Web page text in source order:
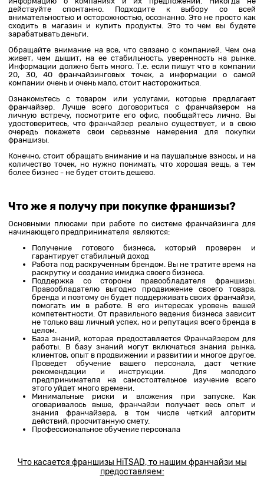
действуйте спонтанно. Подходите к выбору со всей
внимательностью и осторожностью, осознанно. Это не просто как
сходить в магазин и купить продукты. Это то чем вы будете
зарабатывать деньги.
Обращайте внимание на все, что связано с компанией. Чем она
живет, чем дышит, на ее стабильность, уверенность на рынке.
Информации должно быть много. Т.е. если пишут что в компании
20, 30, 40 франчайзинговых точек, а информации о самой
компании очень и очень мало, стоит насторожиться.
Ознакомьтесь с товаром или услугами, которые предлагает
франчайзер. Лучше всего договориться с франчайзером на
личную встречу, посмотрите его офис, пообщайтесь лично. Вы
удостоверитесь, что франчайзер реально существует, и в свою
очередь покажете свои серьезные намерения для покупки
франшизы.
Конечно, стоит обращать внимание и на паушальные взносы, и на
количество точек, но нужно понимать, что хорошая вещь, а тем
более бизнес - не будет стоить дешево.
Что же я получу при покупке франшизы?
Основными плюсами при работе по системе франчайзинга для
начинающего предпринимателя являются:
Получение готового бизнеса, который проверен и
гарантирует стабильный доход
Работа под раскрученным брендом. Вы не тратите время на
раскрутку и создание имиджа своего бизнеса.
Поддержка со стороны правообладателя франшизы.
Правообладателю выгодно продвижение своего товара,
бренда и поэтому он будет поддерживать своих франчайзи,
помогать им в работе. В его интересах уровень вашей
компетентности. От правильного ведения бизнеса зависит
не только ваш личный успех, но и репутация всего бренда в
целом.
База знаний, которая предоставляется Франчайзером для
работы. В базу знаний могут включаться знания рынка,
клиентов, опыт в продвижении и развитии и многое другое.
Проведет обучение вашего персонала, даст четкие
рекомендации и инструкции. Для молодого
предпринимателя на самостоятельное изучение всего
этого уйдет много времени.
Минимальные риски и вложения при запуске. Как
оговаривалось выше, франчайзи получает весь опыт и
знания франчайзера, в том числе четкий алгоритм
действий, просчитанную смету.
Профессиональное обучение персонала
Что касается франшизы HiTSAD, то нашим франчайзи мы
предоставляем: